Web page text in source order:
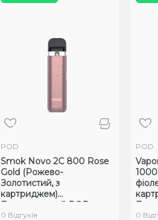
POD
Smok Novo 2C 800 Rose
Gold (Рожево-
Золотистий, з
картриджем)
Багаторазовий POD
0 Відгуків
POD
0